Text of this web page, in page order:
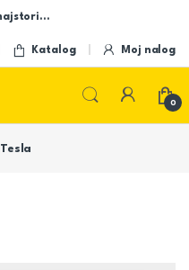
Katalog Moj nalog
0
Tesla